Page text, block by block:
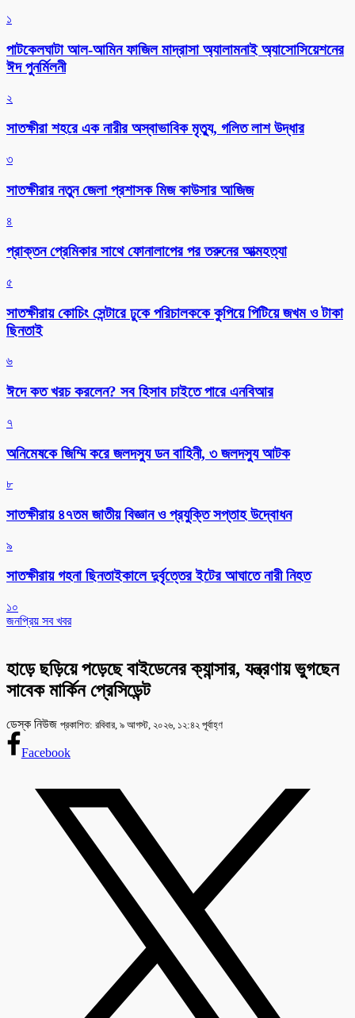
১
পাটকেলঘাটা আল-আমিন ফাজিল মাদ্রাসা অ্যালামনাই অ্যাসোসিয়েশনের
ঈদ পুনর্মিলনী
২
সাতক্ষীরা শহরে এক নারীর অস্বাভাবিক মৃত্যু, গলিত লাশ উদ্ধার
৩
সাতক্ষীরার নতুন জেলা প্রশাসক মিজ কাউসার আজিজ
৪
প্রাক্তন প্রেমিকার সাথে ফোনালাপের পর তরুনের আত্মহত্যা
৫
সাতক্ষীরায় কোচিং সেন্টারে ঢুকে পরিচালককে কুপিয়ে পিটিয়ে জখম ও টাকা
ছিনতাই
৬
ঈদে কত খরচ করলেন? সব হিসাব চাইতে পারে এনবিআর
৭
অনিমেষকে জিম্মি করে জলদস্যু ডন বাহিনী, ৩ জলদস্যু আটক
৮
সাতক্ষীরায় ৪৭তম জাতীয় বিজ্ঞান ও প্রযুক্তি সপ্তাহ উদ্বোধন
৯
সাতক্ষীরায় গহনা ছিনতাইকালে দুর্বৃত্তের ইটের আঘাতে নারী নিহত
১০
জনপ্রিয় সব খবর
হাড়ে ছড়িয়ে পড়েছে বাইডেনের ক্যান্সার, যন্ত্রণায় ভুগছেন
সাবেক মার্কিন প্রেসিডেন্ট
ডেস্ক নিউজ প্রকাশিত: রবিবার, ৯ আগস্ট, ২০২৬, ১২:৪২ পূর্বাহ্ণ
Facebook